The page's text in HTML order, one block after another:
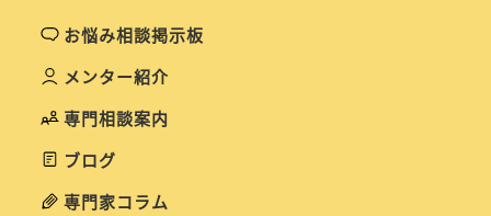
お悩み相談掲示板
メンター紹介
専門相談案内
ブログ
専門家コラム